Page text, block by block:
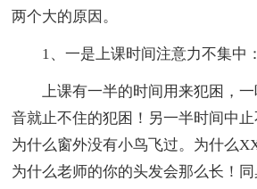
两个大的原因。
1、一是上课时间注意力不集中：
上课有一半的时间用来犯困，一
音就止不住的犯困！另一半时间中止
为什么窗外没有小鸟飞过。为什么
为什么老师的你的头发会那么长！